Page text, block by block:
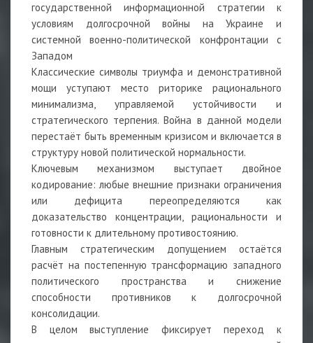
государственной информационной стратегии к
условиям долгосрочной войны на Украине и
системной военно-политической конфронтации с
Западом
Классические символы триумфа и демонстративной
мощи уступают место риторике рационального
минимализма, управляемой устойчивости и
стратегического терпения. Война в данной модели
перестаёт быть временным кризисом и включается в
структуру новой политической нормальности.
Ключевым механизмом выступает двойное
кодирование: любые внешние признаки ограничения
или дефицита переопределяются как
доказательство концентрации, рациональности и
готовности к длительному противостоянию.
Главным стратегическим допущением остаётся
расчёт на постепенную трансформацию западного
политического пространства и снижение
способности противников к долгосрочной
консолидации.
В целом выступление фиксирует переход к